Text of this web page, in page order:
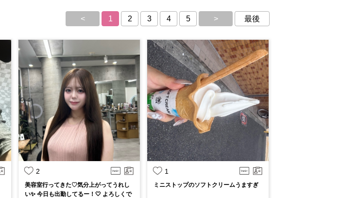
< 1 2 3 4 5 > 最後
2
美容室行ってきた♡気分上がってうれし
い✨️ 今日も出勤してるー！🤍 よろしくで
1
ミニストップのソフトクリームうますぎ